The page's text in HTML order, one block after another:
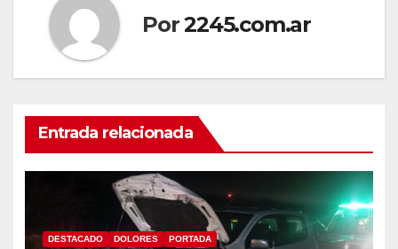
Por2245.com.ar
Entrada relacionada
DESTACADO DOLORES PORTADA